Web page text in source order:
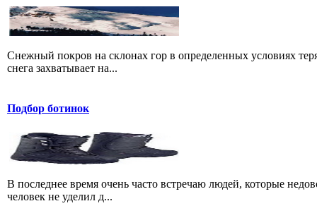
Снежный покров на склонах гор в определенных условиях
снега захватывает на...
Подбор ботинок
В последнее время очень часто встречаю людей, которые
человек не уделил д...